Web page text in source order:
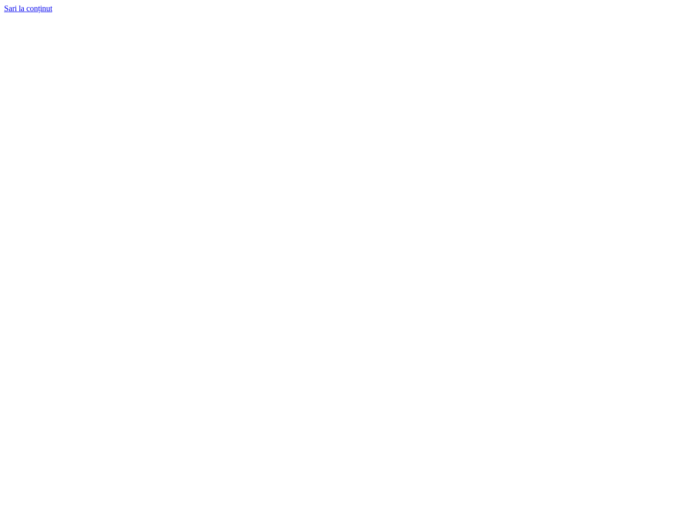
Sari la conținut